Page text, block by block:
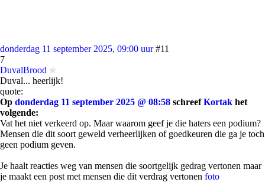
donderdag 11 september 2025, 09:00 uur #11
7
DuvalBrood
Duval... heerlijk!
quote:
Op donderdag 11 september 2025 @ 08:58 schreefKortak het
volgende:
Vat het niet verkeerd op. Maar waarom geef je die haters een podium?
Mensen die dit soort geweld verheerlijken of goedkeuren die ga je toch
geen podium geven.
Je haalt reacties weg van mensen die soortgelijk gedrag vertonen maar
je maakt een post met mensen die dit verdrag vertonen foto